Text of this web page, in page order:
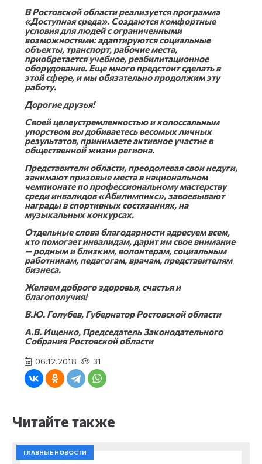
В Ростовской области реализуется программа
«Доступная среда». Создаются комфортные
условия для людей с ограниченными
возможностями: адаптируются социальные
объекты, транспорт, рабочие места,
приобретается учебное, реабилитационное
оборудование. Eще много предстоит сделать в
этой сфере, и мы обязательно продолжим эту
работу.
Дорогие друзья!
Своей целеустремленностью и колоссальным
упорством вы добиваетесь весомых личных
результатов, принимаете активное участие в
общественной жизни региона.
Представители области, преодолевая свои недуги,
занимают призовые места в национальном
чемпионате по профессиональному мастерству
среди инвалидов «Абилимпикс», завоевывают
награды в спортивных состязаниях, на
музыкальных конкурсах.
Отдельные слова благодарности адресуем всем,
кто помогает инвалидам, дарит им свое внимание
— родным и близким, волонтерам, социальным
работникам, педагогам, врачам, представителям
бизнеса.
Желаем доброго здоровья, счастья и
благополучия!
В.Ю. Голубев, Губернатор Ростовской области
А.В. Ищенко, Председатель Законодательного
Собрания Ростовской области
06.12.2018 31
Читайте также
ГЛАВНЫЕ НОВОСТИ